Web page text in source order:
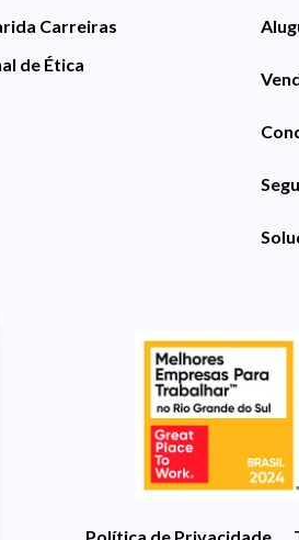
Carreiras
de Ética
Política de Privacidade